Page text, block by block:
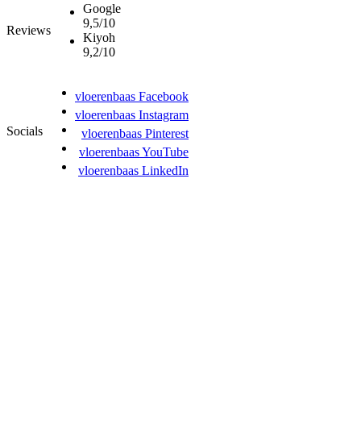
Reviews
Google
9,5/10
Kiyoh
9,2/10
Socials
vloerenbaas Facebook
vloerenbaas Instagram
vloerenbaas Pinterest
vloerenbaas YouTube
vloerenbaas LinkedIn